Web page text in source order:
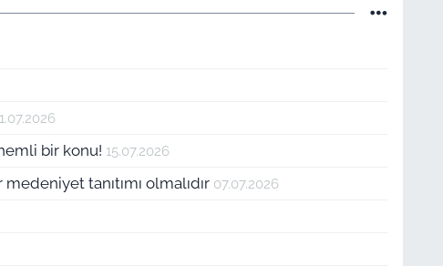
bir konu! 15.07.2026
tanıtımı olmalıdır 07.07.2026